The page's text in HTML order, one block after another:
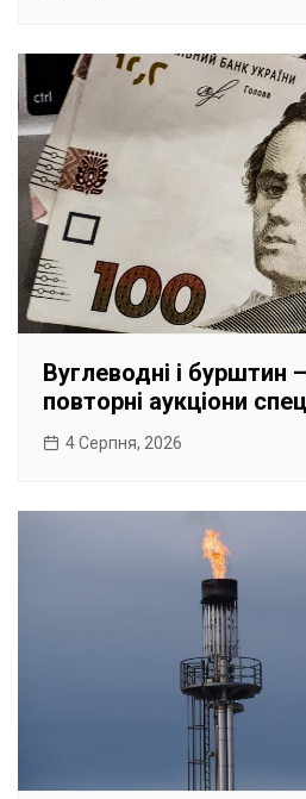
Вуглеводні і бурштин
повторні аукціони
4 Серпня, 2026